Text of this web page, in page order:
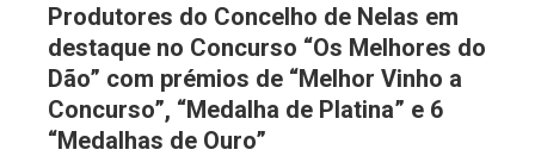
Produtores do Concelho de Nelas em
destaque no Concurso “Os Melhores do
Dão” com prémios de “Melhor Vinho a
Concurso”, “Medalha de Platina” e 6
“Medalhas de Ouro”